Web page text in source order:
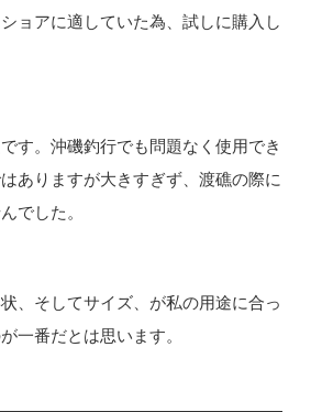
ョアに適していた為、試しに購入し
す。沖磯釣行でも問題なく使用でき
ありますが大きすぎず、渡礁の際に
でした。
、そしてサイズ、が私の用途に合っ
一番だとは思います。